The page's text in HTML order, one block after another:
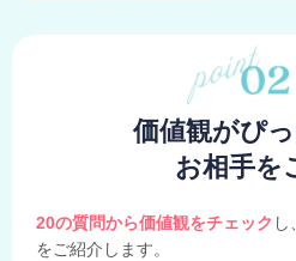
価値観がぴ
お相手を
20の質問から価値観をチェック
をご紹介します。